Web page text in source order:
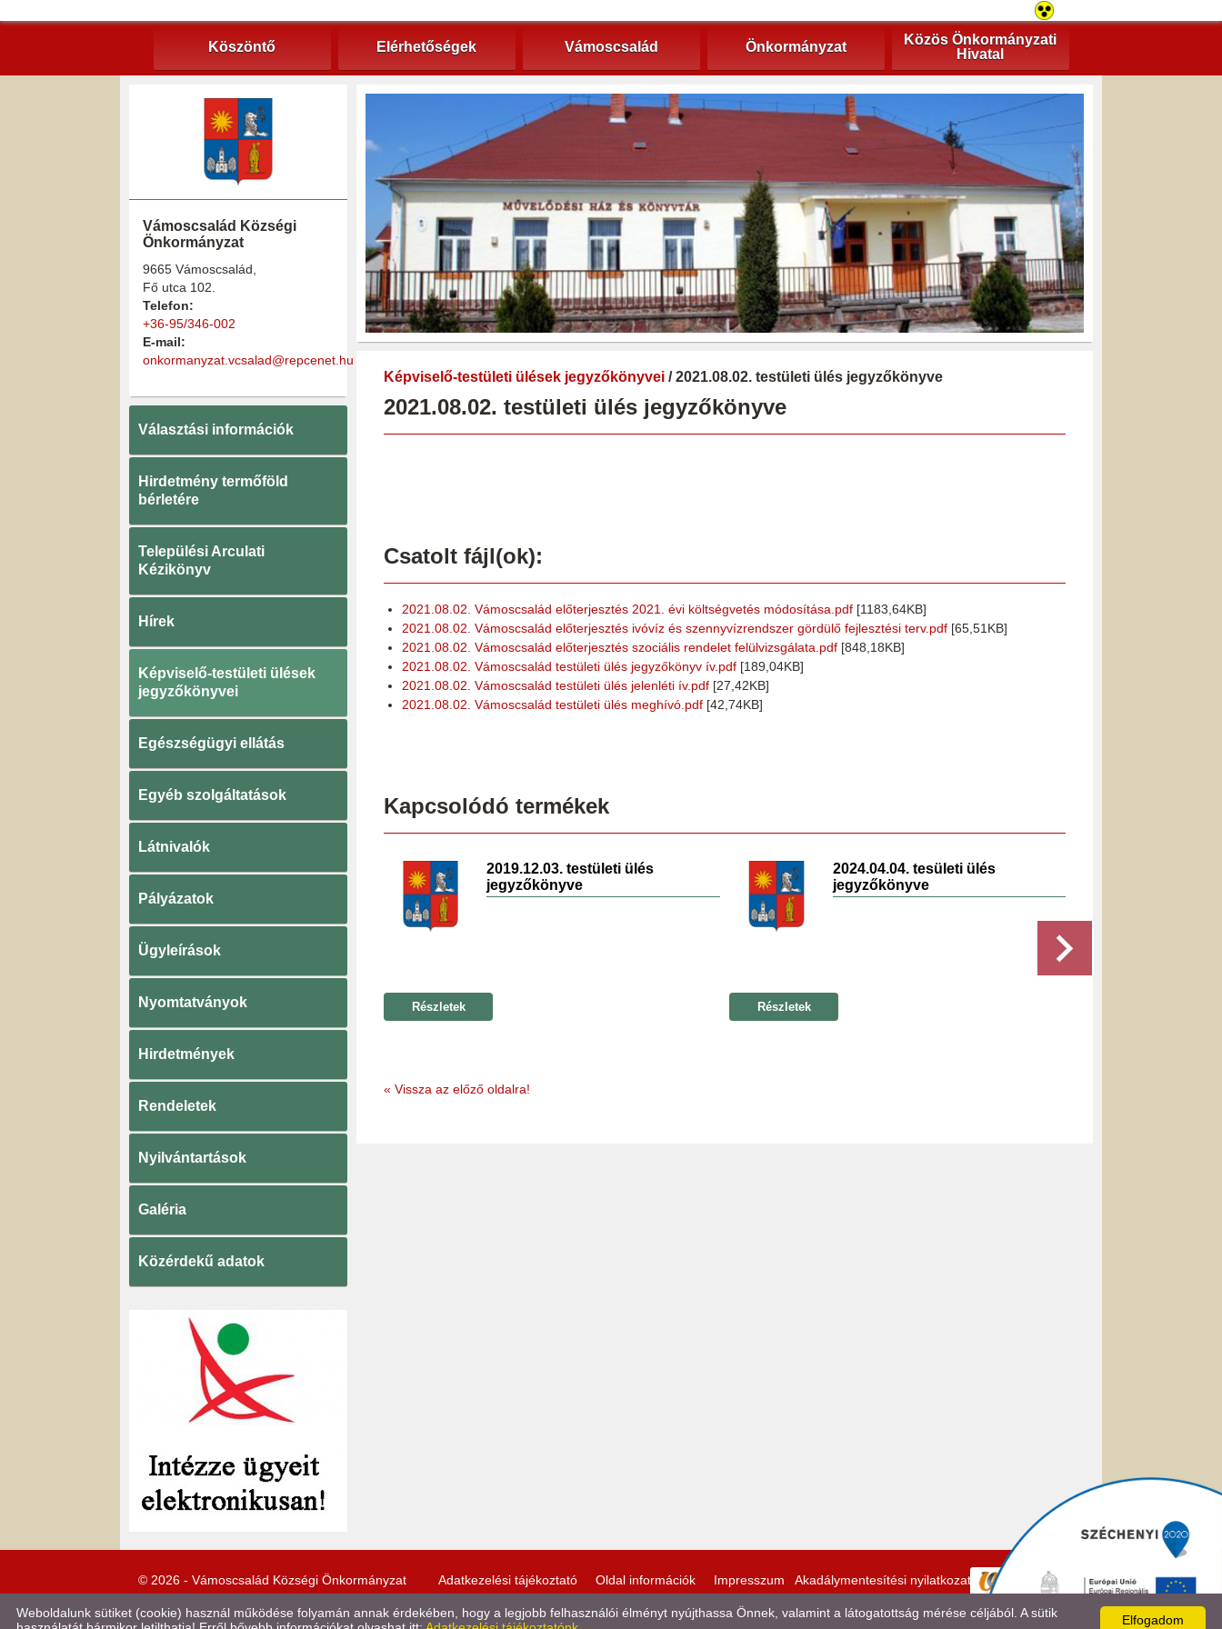
Köszöntő Elérhetőségek Vámoscsalád Önkormányzat
Közös Önkormányzati
Hivatal
Vámoscsalád Községi
Önkormányzat
9665 Vámoscsalád,
Fő utca 102.
Telefon:
+36-95/346-002
E-mail:
onkormanyzat.vcsalad@repcenet.hu
Választási információk
Hirdetmény termőföld
bérletére
Települési Arculati
Kézikönyv
Hírek
Képviselő-testületi ülések
jegyzőkönyvei
Egészségügyi ellátás
Egyéb szolgáltatások
Látnivalók
Pályázatok
Ügyleírások
Nyomtatványok
Hirdetmények
Rendeletek
Nyilvántartások
Galéria
Közérdekű adatok
Képviselő-testületi ülések jegyzőkönyvei / 2021.08.02. testületi ülés jegyzőkönyve
2021.08.02. testületi ülés jegyzőkönyve
Csatolt fájl(ok):
2021.08.02. Vámoscsalád előterjesztés 2021. évi költségvetés módosítása.pdf [1183,64KB]
2021.08.02. Vámoscsalád előterjesztés ivóvíz és szennyvízrendszer gördülő fejlesztési terv.pdf [65,51KB]
2021.08.02. Vámoscsalád előterjesztés szociális rendelet felülvizsgálata.pdf [848,18KB]
2021.08.02. Vámoscsalád testületi ülés jegyzőkönyv ív.pdf [189,04KB]
2021.08.02. Vámoscsalád testületi ülés jelenléti ív.pdf [27,42KB]
2021.08.02. Vámoscsalád testületi ülés meghívó.pdf [42,74KB]
Kapcsolódó termékek
2019.12.03. testületi ülés
jegyzőkönyve
Részletek
2024.04.04. tesületi ülés
jegyzőkönyve
Részletek
« Vissza az előző oldalra!
© 2026 - Vámoscsalád Községi Önkormányzat Adatkezelési tájékoztató Oldal információk Impresszum Akadálymentesítési nyilatkozat
Elfogadom
Weboldalunk sütiket (cookie) használ működése folyamán annak érdekében, hogy a legjobb felhasználói élményt nyújthassa Önnek, valamint a látogatottság mérése céljából. A sütik